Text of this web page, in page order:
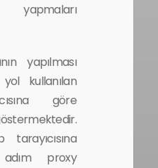
yapılması
kullanılan
göre
tarayıcısına
proxy